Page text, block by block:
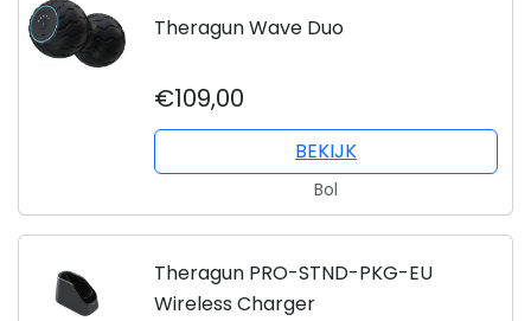
Theragun Wave Duo
€109,00
BEKIJK
Bol
Theragun PRO-STND-PKG-EU
Wireless Charger